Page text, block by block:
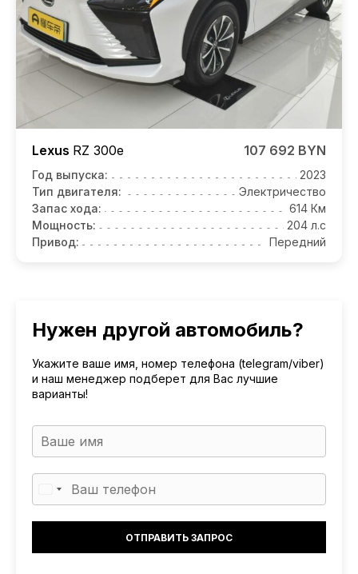
Lexus RZ 300e 107 692 BYN
Год выпуска:
2023
Тип двигателя:
Электричество
Запас хода:
614 Км
Мощность:
204 л.с
Привод:
Передний
Нужен другой автомобиль?
Укажите ваше имя, номер телефона (telegram/viber)
и наш менеджер подберет для Вас лучшие
варианты!